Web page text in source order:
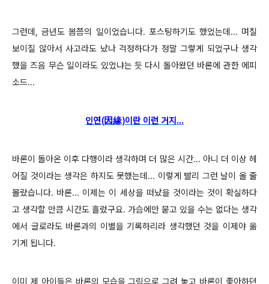
그런데, 금년도 봄쯤의 일이었습니다. 포스팅하기도 했었는데... 며칠
보이질 않아서 사고라도 났나 걱정하다가 정말 그렇게 되었구나 생각
했을 즈음 무슨 일이라도 있었냐는 듯 다시 돌아왔던 바론에 관한 에피
소드...
인연(因緣)이란 이런 거지...
바론이 돌아온 이후 다행이라 생각하며 더 많은 시간... 아니 더 이상 헤
어질 것이라는 생각은 하지도 못했는데... 이렇게 빨리 그런 날이 올 줄
몰랐습니다. 바론... 이제는 이 세상을 떠났을 것이라는 것이 확실하다
고 생각할 만큼 시간도 흘렀구요. 가슴에만 묻고 있을 수는 없다는 생각
에서 글로라도 바론과의 이별을 기록하리라 생각했던 것을 이제야 옮
기게 됩니다.
이미 제 아이들은 바론의 모습을 그림으로 그려 놓고 바론이 좋아하던